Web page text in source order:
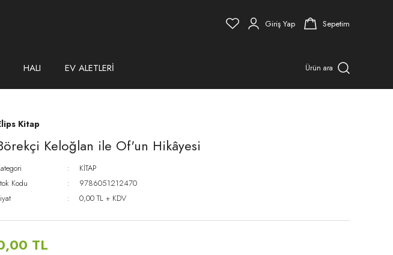
Giriş Yap Sepetim
HALI EV ALETLERİ Ürün ara
Kitap
Keloğlan ile Of'un Hikâyesi
KİTAP
Kodu
9786051212470
0,00 TL + KDV
TL